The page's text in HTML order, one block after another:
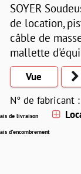
SOYER
de location,
câble de
mallette
Vue
N° de fabricant
de livraison
d'encombrement